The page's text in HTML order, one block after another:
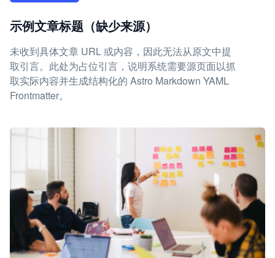
示例文章标题（缺少来源）
未收到具体文章 URL 或内容，因此无法从原文中提
取引言。此处为占位引言，说明系统需要源页面以抓
取实际内容并生成结构化的 Astro Markdown YAML
Frontmatter。